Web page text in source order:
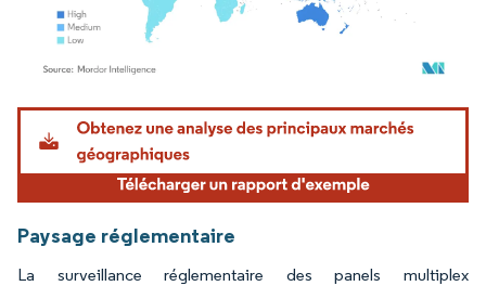
Image © Mordor Intelligence. La réutilisation nécessite une attribution sous CC BY
Paysage réglementaire
La surveillance réglementaire des panels multiplex